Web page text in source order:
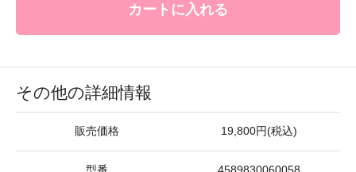
カートに入れる
その他の詳細情報
販売価格 19,800円(税込)